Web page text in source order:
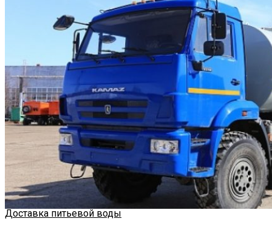
Доставка питьевой воды